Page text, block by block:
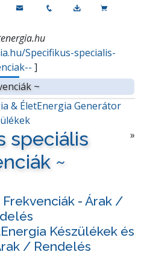
Specifikus-specialis-
]
~
& ÉletEnergia Generátor
»
speciális
~
- Árak /
Készülékek és
/ Rendelés